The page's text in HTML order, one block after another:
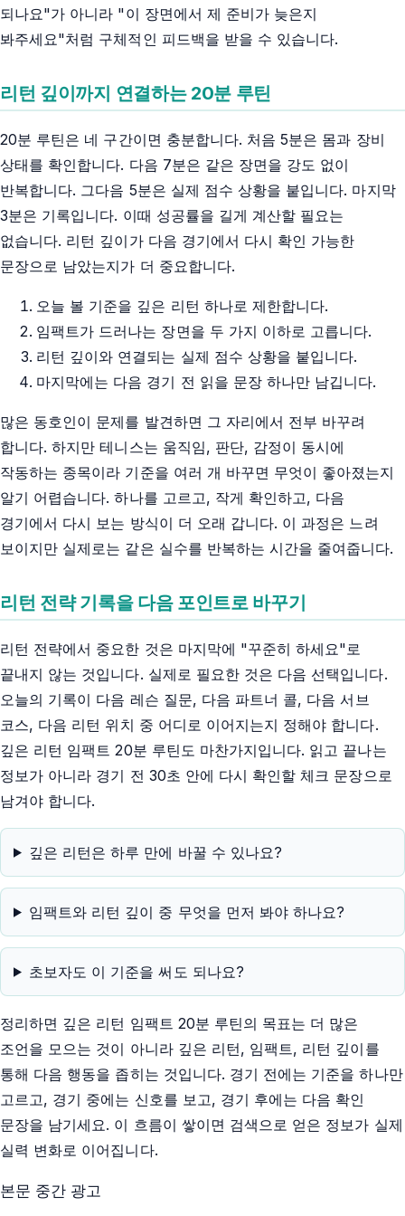
되나요"가 아니라 "이 장면에서 제 준비가 늦은지
봐주세요"처럼 구체적인 피드백을 받을 수 있습니다.
리턴 깊이까지 연결하는 20분 루틴
20분 루틴은 네 구간이면 충분합니다. 처음 5분은 몸과 장비
상태를 확인합니다. 다음 7분은 같은 장면을 강도 없이
반복합니다. 그다음 5분은 실제 점수 상황을 붙입니다. 마지막
3분은 기록입니다. 이때 성공률을 길게 계산할 필요는
없습니다. 리턴 깊이가 다음 경기에서 다시 확인 가능한
문장으로 남았는지가 더 중요합니다.
오늘 볼 기준을 깊은 리턴 하나로 제한합니다.
임팩트가 드러나는 장면을 두 가지 이하로 고릅니다.
리턴 깊이와 연결되는 실제 점수 상황을 붙입니다.
마지막에는 다음 경기 전 읽을 문장 하나만 남깁니다.
많은 동호인이 문제를 발견하면 그 자리에서 전부 바꾸려
합니다. 하지만 테니스는 움직임, 판단, 감정이 동시에
작동하는 종목이라 기준을 여러 개 바꾸면 무엇이 좋아졌는지
알기 어렵습니다. 하나를 고르고, 작게 확인하고, 다음
경기에서 다시 보는 방식이 더 오래 갑니다. 이 과정은 느려
보이지만 실제로는 같은 실수를 반복하는 시간을 줄여줍니다.
리턴 전략 기록을 다음 포인트로 바꾸기
리턴 전략에서 중요한 것은 마지막에 "꾸준히 하세요"로
끝내지 않는 것입니다. 실제로 필요한 것은 다음 선택입니다.
오늘의 기록이 다음 레슨 질문, 다음 파트너 콜, 다음 서브
코스, 다음 리턴 위치 중 어디로 이어지는지 정해야 합니다.
깊은 리턴 임팩트 20분 루틴도 마찬가지입니다. 읽고 끝나는
정보가 아니라 경기 전 30초 안에 다시 확인할 체크 문장으로
남겨야 합니다.
깊은 리턴은 하루 만에 바꿀 수 있나요?
임팩트와 리턴 깊이 중 무엇을 먼저 봐야 하나요?
초보자도 이 기준을 써도 되나요?
정리하면 깊은 리턴 임팩트 20분 루틴의 목표는 더 많은
조언을 모으는 것이 아니라 깊은 리턴, 임팩트, 리턴 깊이를
통해 다음 행동을 좁히는 것입니다. 경기 전에는 기준을 하나만
고르고, 경기 중에는 신호를 보고, 경기 후에는 다음 확인
문장을 남기세요. 이 흐름이 쌓이면 검색으로 얻은 정보가 실제
실력 변화로 이어집니다.
본문 중간 광고